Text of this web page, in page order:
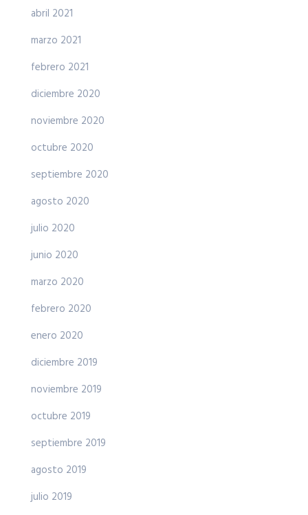
abril 2021
marzo 2021
febrero 2021
diciembre 2020
noviembre 2020
octubre 2020
septiembre 2020
agosto 2020
julio 2020
junio 2020
marzo 2020
febrero 2020
enero 2020
diciembre 2019
noviembre 2019
octubre 2019
septiembre 2019
agosto 2019
julio 2019